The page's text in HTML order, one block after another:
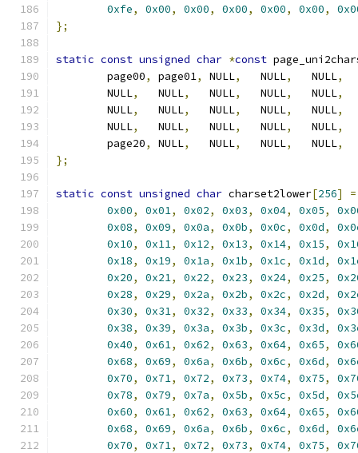
0xfe, 0x00, 0x00, 0x00, 0x00, 0x00,
};
static const unsigned char *const
	page00
, page01, NULL,
   NULL
,
   NULL
,
	NULL
,
   NULL
,
   NULL
,
   NULL
,
   NULL
,
	NULL
,
   NULL
,
   NULL
,
   NULL
,
   NULL
,
	NULL
,
   NULL
,
   NULL
,
   NULL
,
   NULL
,
	page20
, NULL,
   NULL
,
   NULL
,
   NULL
,
};
static const unsigned char charset2lower[256]
=
0x00, 0x01, 0x02, 0x03, 0x04, 0x05,
0x08, 0x09, 0x0a, 0x0b, 0x0c, 0x0d,
0x10, 0x11, 0x12, 0x13, 0x14, 0x15,
0x18, 0x19, 0x1a, 0x1b, 0x1c, 0x1d,
0x20, 0x21, 0x22, 0x23, 0x24, 0x25,
0x28, 0x29, 0x2a, 0x2b, 0x2c, 0x2d,
0x30, 0x31, 0x32, 0x33, 0x34, 0x35,
0x38, 0x39, 0x3a, 0x3b, 0x3c, 0x3d,
0x40, 0x61, 0x62, 0x63, 0x64, 0x65,
0x68, 0x69, 0x6a, 0x6b, 0x6c, 0x6d,
0x70, 0x71, 0x72, 0x73, 0x74, 0x75,
0x78, 0x79, 0x7a, 0x5b, 0x5c, 0x5d,
0x60, 0x61, 0x62, 0x63, 0x64, 0x65,
0x68, 0x69, 0x6a, 0x6b, 0x6c, 0x6d,
0x70, 0x71, 0x72, 0x73, 0x74, 0x75,